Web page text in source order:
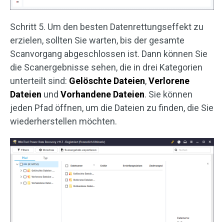
Schritt 5. Um den besten Datenrettungseffekt zu
erzielen, sollten Sie warten, bis der gesamte
Scanvorgang abgeschlossen ist. Dann können Sie
die Scanergebnisse sehen, die in drei Kategorien
unterteilt sind: Gelöschte Dateien,Verlorene
Dateien und Vorhandene Dateien. Sie können
jeden Pfad öffnen, um die Dateien zu finden, die Sie
wiederherstellen möchten.